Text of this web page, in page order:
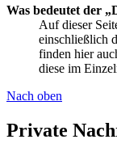
Was bedeutet der
Auf dieser
einschließlich
finden hier
diese im
Nach oben
Private